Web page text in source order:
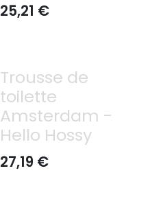
25,21 €
Trousse de
toilette
Amsterdam -
Hello Hossy
27,19 €